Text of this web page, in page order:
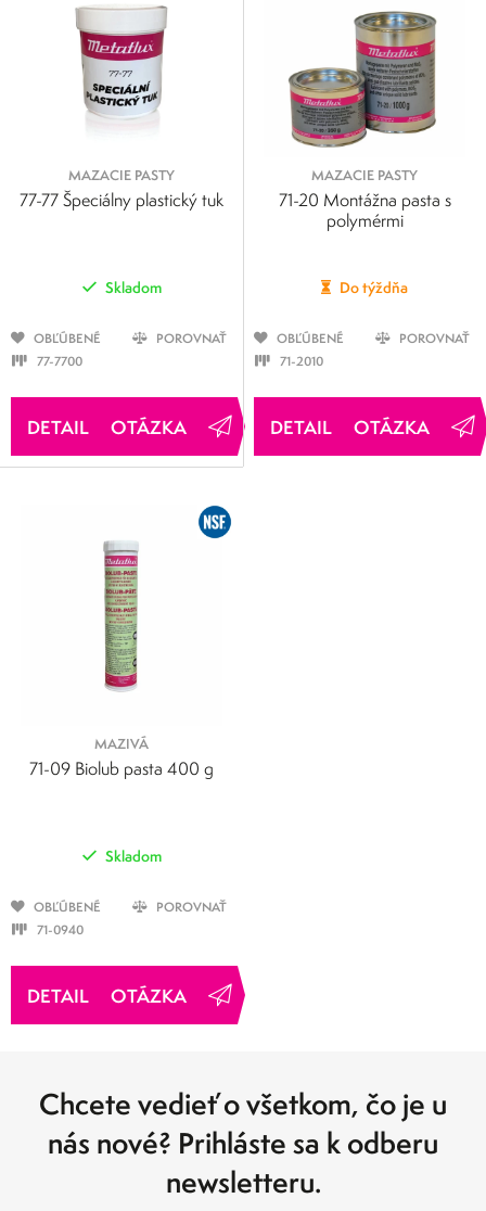
MAZACIE PASTY
77-77 Špeciálny plastický tuk
Skladom
OBĽÚBENÉ
POROVNAŤ
77-7700
OTÁZKA
MAZACIE PASTY
71-20 Montážna pasta s
polymérmi
Do týždňa
OBĽÚBENÉ
POROVNAŤ
71-2010
OTÁZKA
MAZIVÁ
71-09 Biolub pasta 400 g
Skladom
OBĽÚBENÉ
POROVNAŤ
71-0940
OTÁZKA
Chcete vedieť o všetkom, čo je u
nás nové? Prihláste sa k odberu
newsletteru.